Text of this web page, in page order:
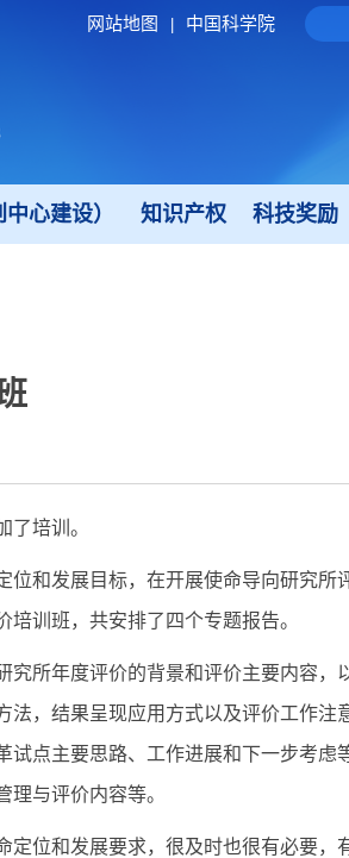
网站地图 中国科学院
心建设） 知识产权 科技奖励
培训。
和发展目标，在开展使命导向研究所
训班，共安排了四个专题报告。
所年度评价的背景和评价主要内容，
，结果呈现应用方式以及评价工作注
点主要思路、工作进展和下一步考虑
与评价内容等。
位和发展要求，很及时也很有必要，